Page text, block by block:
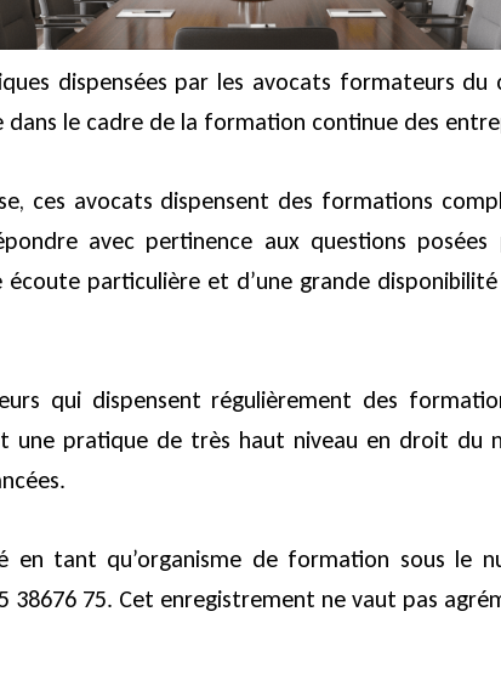
dispensées par les avocats formateurs
dans le cadre de la formation continue des
ces avocats dispensent des formations
avec pertinence aux questions posées
écoute particulière et d’une grande
qui dispensent régulièrement des
une pratique de très haut niveau en droit du
en tant qu’organisme de formation sous le
38676 75. Cet enregistrement ne vaut pas